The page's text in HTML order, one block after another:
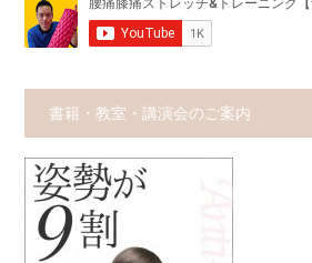
書籍・教室・講演会のご案内